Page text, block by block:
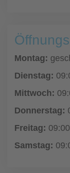
Montag:
Dienstag:
Mittwoch:
Donnerstag:
Freitag:
Samstag: